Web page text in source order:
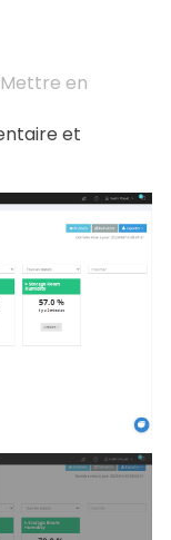
Mettre en
et